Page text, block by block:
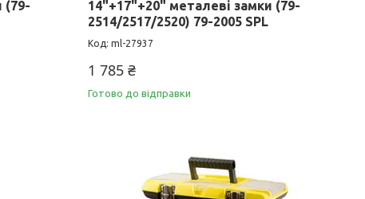
(79-
14"+17"+20" металеві замки (79-
2514/2517/2520) 79-2005 SPL
ml-27937
1 785 ₴
Готово до відправки